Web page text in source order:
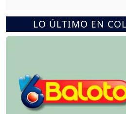
LO ÚLTIMO EN